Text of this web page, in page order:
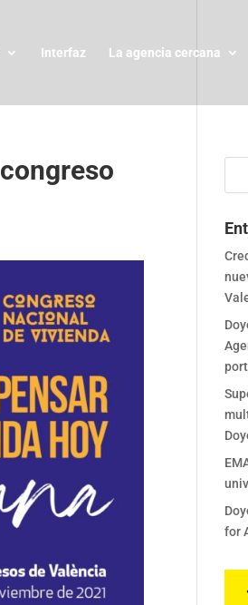
Interfaz La agencia cercana
for